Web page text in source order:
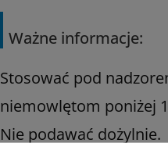
Ważne informacje:
Stosować pod
niemowlętom poniżej
Nie podawać dożylnie.